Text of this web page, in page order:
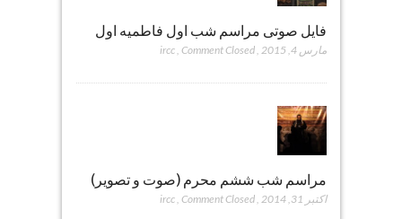
فایل صوتی مراسم شب اول فاطمیه اول
مارس 4, 2015 ,
ircc, Comment Closed
مراسم شب ششم محرم (صوت و تصویر)
اکتبر 31, 2014 ,
ircc, Comment Closed